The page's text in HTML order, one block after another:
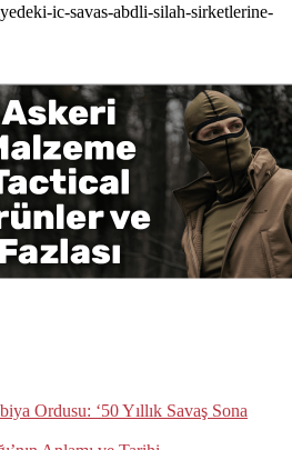
ic-savas-abdli-silah-sirketlerine-
Ordusu: ‘50 Yıllık Savaş Sona